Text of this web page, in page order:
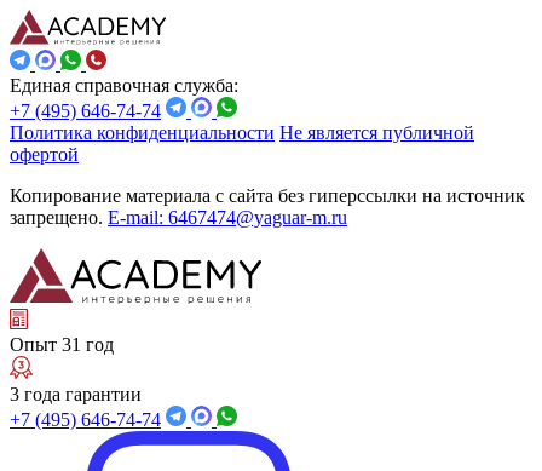
Единая справочная служба:
+7 (495) 646-74-74
Политика конфиденциальности Не является публичной
офертой
Копирование материала с сайта без гиперссылки на источник
запрещено. E-mail: 6467474@yaguar-m.ru
Опыт 31 год
3 года гарантии
+7 (495) 646-74-74